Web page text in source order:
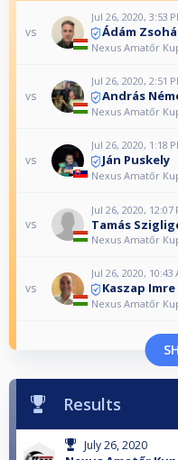
vs
Jul 26, 2020, 3:53
Ádám
Nexus Amatőr
vs
Jul 26, 2020, 2:51
András
Nexus Amatőr
vs
Jul 26, 2020, 1:18
Ján Puskely
Nexus Amatőr
vs
Jul 26, 2020, 12:07
Tamás
Nexus Amatőr
vs
Jul 26, 2020, 10:43
Kaszap Imre
Nexus Amatőr
Results
July 26, 2020